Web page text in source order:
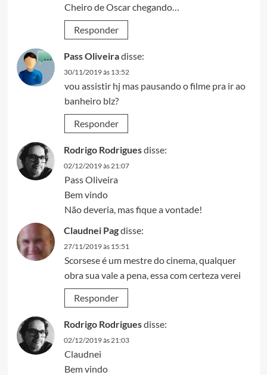
Cheiro de Oscar chegando…
Responder
Pass Oliveiradisse:
30/11/2019 às 13:52
vou assistir hj mas pausando o filme pra ir ao
banheiro blz?
Responder
Rodrigo Rodriguesdisse:
02/12/2019 às 21:07
Pass Oliveira
Bem vindo
Não deveria, mas fique a vontade!
Claudnei Pagdisse:
27/11/2019 às 15:51
Scorsese é um mestre do cinema, qualquer
obra sua vale a pena, essa com certeza verei
Responder
Rodrigo Rodriguesdisse:
02/12/2019 às 21:03
Claudnei
Bem vindo